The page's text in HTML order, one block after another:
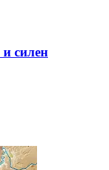
силен